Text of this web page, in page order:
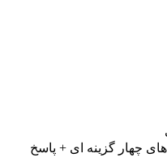
چهار گزینه ای + پاسخ